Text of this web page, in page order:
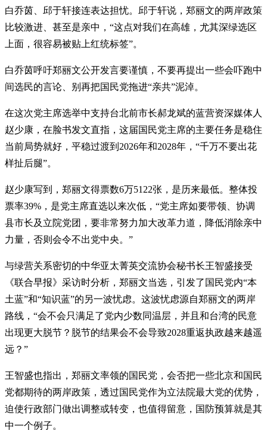
白乔茵、邱于轩接连表达担忧。邱于轩说，郑丽文的两岸政策
比较激进、甚至是亲中，“这点对我们在高雄，尤其深绿选区
上面，很容易被贴上红统标签”。
白乔茵呼吁郑丽文公开发言要谨慎，不要再提出一些会吓跑中
间选民的言论、别再把国民党拖进“亲共”泥淖。
在这次党主席选举中支持台北前市长郝龙斌的蓝营资深媒体人
赵少康，在脸书发文直指，这届国民党主席的主要任务是稳住
当前局势就好，平稳过渡到2026年和2028年，“千万不要出花
样扯后腿”。
赵少康写到，郑丽文得票数6万5122张，是历来最低。整体投
票率39%，是党主席直选以来次低，“党主席如要带领、协调
县市长及立院党团，要非常努力加大改革力道，降低消除亲中
力量，否则会令不出党中央。”
与绿营关系密切的中华亚太菁英交流协会秘书长王智盛接受
《联合早报》采访时分析，郑丽文当选，引发了国民党内“本
土蓝”和“知识蓝”的另一波忧虑。这波忧虑源自郑丽文的两岸
路线，“会不会只满足了党内少数同温层，并且和台湾的民意
出现更大脱节？脱节的结果会不会导致2028重返执政越来越遥
远？”
王智盛也指出，郑丽文率领的国民党，会否把一些北京和国民
党都期待的两岸政策，透过国民党作为立法院最大党的优势，
迫使行政部门做出调整或转变，也值得留意，国防预算就是其
中一个例子。